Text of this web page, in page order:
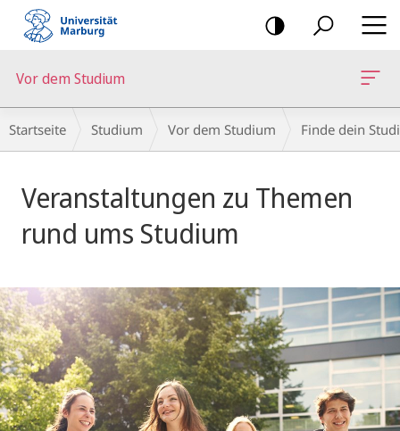
Mobile-
Navigation
Vor dem Studium
Breadcrumb-
Navigation
Startseite Studium Vor dem Studium Finde dein
Veranstaltungen zu Themen
rund ums Studium